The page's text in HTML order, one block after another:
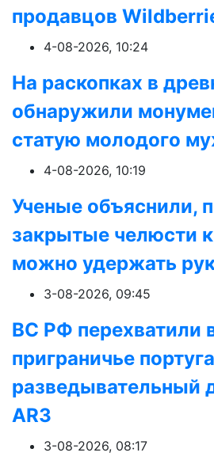
продавцов
4-08-2026, 10:24
На раскопках в
обнаружили
статую молодого
4-08-2026, 10:19
Ученые объяснили,
закрытые челюсти
можно удержать
3-08-2026, 09:45
ВС РФ перехватили
приграничье
разведывательный
AR3
3-08-2026, 08:17